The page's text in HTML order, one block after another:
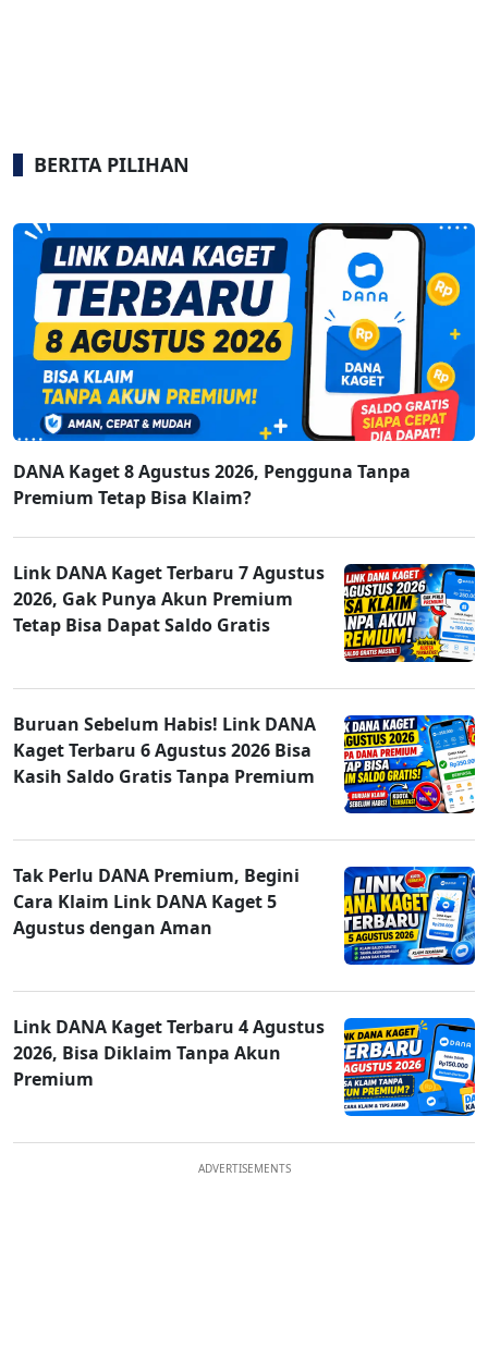
BERITA PILIHAN
DANA Kaget 8 Agustus 2026, Pengguna Tanpa
Premium Tetap Bisa Klaim?
Link DANA Kaget Terbaru 7 Agustus
2026, Gak Punya Akun Premium
Tetap Bisa Dapat Saldo Gratis
Buruan Sebelum Habis! Link DANA
Kaget Terbaru 6 Agustus 2026 Bisa
Kasih Saldo Gratis Tanpa Premium
Tak Perlu DANA Premium, Begini
Cara Klaim Link DANA Kaget 5
Agustus dengan Aman
Link DANA Kaget Terbaru 4 Agustus
2026, Bisa Diklaim Tanpa Akun
Premium
ADVERTISEMENTS